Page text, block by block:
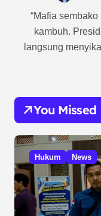
“Mafia sembako adalah penyakit lama yang terus
kambuh.
langsung
You Missed
Hukum News